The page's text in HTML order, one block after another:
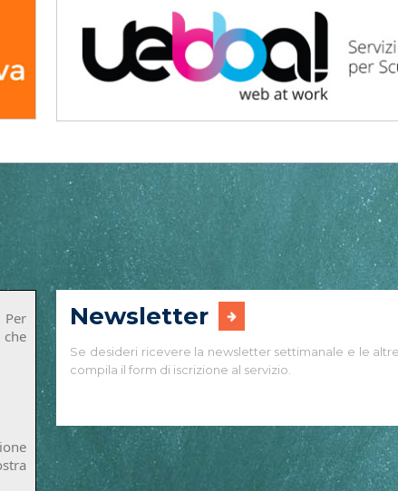
Newsletter
Se desideri ricevere la newsletter settimanale e le
compila il form di iscrizione al servizio.